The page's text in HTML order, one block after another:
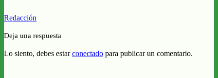
Redacción
Deja una respuesta
Lo siento, debes estarconectado para publicar un comentario.